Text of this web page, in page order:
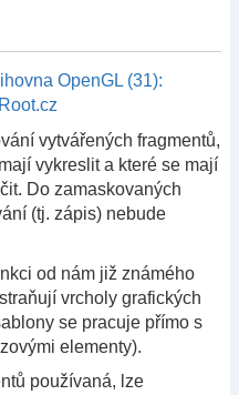
OpenGL (31):
vytvářených fragmentů,
vykreslit a které se mají
Do zamaskovaných
(tj. zápis) nebude
od nám již známého
vrcholy grafických
se pracuje přímo s
elementy).
používaná, lze